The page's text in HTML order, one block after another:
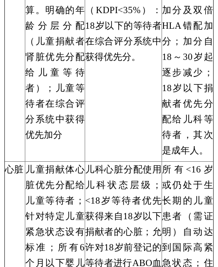
算。明确的年
龄分层分配
（ 儿童捐献者
肾脏优先分配
给儿童等待
者）；
儿童等
待者在综合评
分系统中获得
优先加分
（ KDPI<35%）：
18岁以下的等待者
在综合评分系统中
获得优先分。
加分及双 倍
HLA错配加
分；加分自
18～30岁起
逐步减少 ；
18岁以下捐
献者优先分
配给儿科等
待者，其次
是成年人。
心脏 儿童捐献体心
脏优先分配给
儿童等待者；
针对特定儿童
紧急状态设有
标准；所有6
个月以下婴儿
儿科心脏分配使用
儿科状态层级；
<18岁等待者优先
获得来自18岁以下
捐献者的心脏；允
许对18岁前登记的
等待者进行ABO血
所有 <16岁
或仍处于生
长期的儿童
患者（需证
明）自动达
到国际高紧
急状态；住